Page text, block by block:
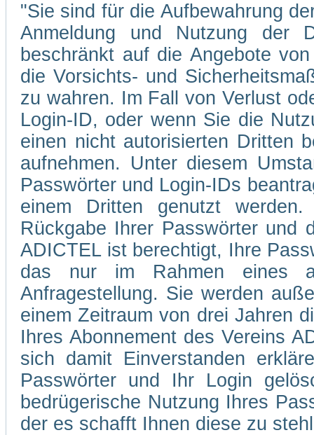
"Sie sind für die Aufbewahrung
Anmeldung und Nutzung der
beschränkt auf die Angebote
die Vorsichts- und
zu wahren. Im Fall von Verlust
Login-ID, oder wenn Sie die
einen nicht autorisierten Dritten
aufnehmen. Unter diesem
Passwörter und Login-IDs
einem Dritten genutzt
Rückgabe Ihrer Passwörter und
ADICTEL ist berechtigt, Ihre
das nur im Rahmen eines
Anfragestellung. Sie werden
einem Zeitraum von drei Jahren
Ihres Abonnement des Vereins
sich damit Einverstanden
Passwörter und Ihr Login
bedrügerische Nutzung Ihres
der es schafft Ihnen diese zu